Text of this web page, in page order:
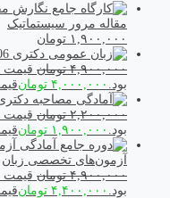
مقاله مرور سیستماتیک
۱,۹۰۰,۰۰۰ تومان
۴,۹۰۰,۰۰۰ تومان
بود. ۴,۰۰۰,۰۰۰ تومانقیمت
۲,۲۰۰,۰۰۰ تومان
بود. ۱,۹۰۰,۰۰۰ تومانقیمت
آزمون‌های تخصصی زبان
۴,۹۰۰,۰۰۰ تومان
بود. ۴,۴۰۰,۰۰۰ تومانقیمت